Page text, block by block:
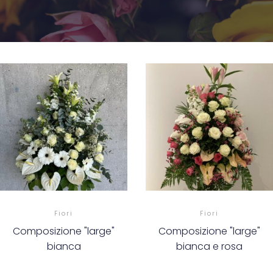
Fiori
Composizione "large"
bianca
Fiori
Composizione "large"
bianca e rosa